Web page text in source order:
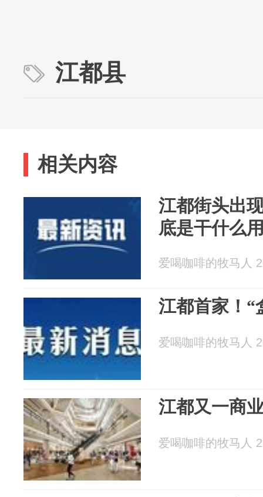
江都县
相关内容
江都街头出
底是干什么
爱喝咖啡的牧马人
江都首家！“
爱喝咖啡的牧马人
江都又一商
爱喝咖啡的牧马人